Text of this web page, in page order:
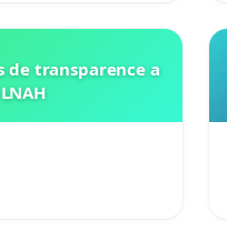
de transparence a